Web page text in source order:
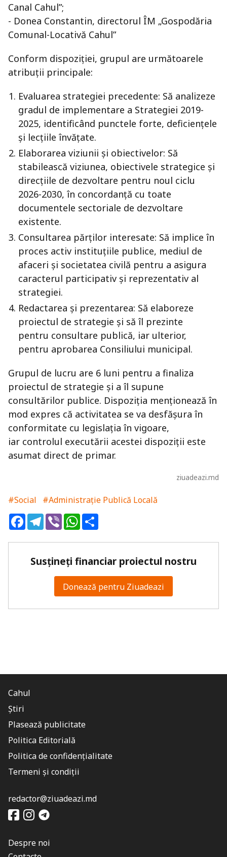
Canal Cahul”;
- Donea Constantin, directorul ÎM „Gospodăria
Comunal-Locativă Cahul”
Conform dispoziției, grupul are următoarele
atribuții principale:
Evaluarea strategiei precedente: Să analizeze
gradul de implementare a Strategiei 2019-
2025, identificând punctele forte, deficiențele
și lecțiile învățate.
Elaborarea viziunii și obiectivelor: Să
stabilească viziunea, obiectivele strategice și
direcțiile de dezvoltare pentru noul ciclu
2026-2030, în concordanță cu toate
documentele sectoriale de dezvoltare
existente.
Consultarea părților interesate: Să implice în
proces activ instituțiile publice, mediul de
afaceri și societatea civilă pentru a asigura
caracterul participativ și reprezentativ al
strategiei.
Redactarea și prezentarea: Să elaboreze
proiectul de strategie și să îl prezinte
pentru consultare publică, iar ulterior,
pentru aprobarea Consiliului municipal.
Grupul de lucru are 6 luni pentru a finaliza
proiectul de strategie și a îl supune
consultărilor publice. Dispoziția menționează în
mod expres că activitatea se va desfășura în
conformitate cu legislația în vigoare,
iar controlul executării acestei dispoziții este
asumat direct de primar.
ziuadeazi.md
#Social
#Administrație Publică Locală
FacebookTelegram
ViberWhatsApp
Susțineți financiar proiectul nostru
Donează pentru Ziuadeazi
Cahul
Știri
Plasează publicitate
Politica Editorială
Politica de confidențialitate
Termeni și condiții
redactor@ziuadeazi.md
Despre noi